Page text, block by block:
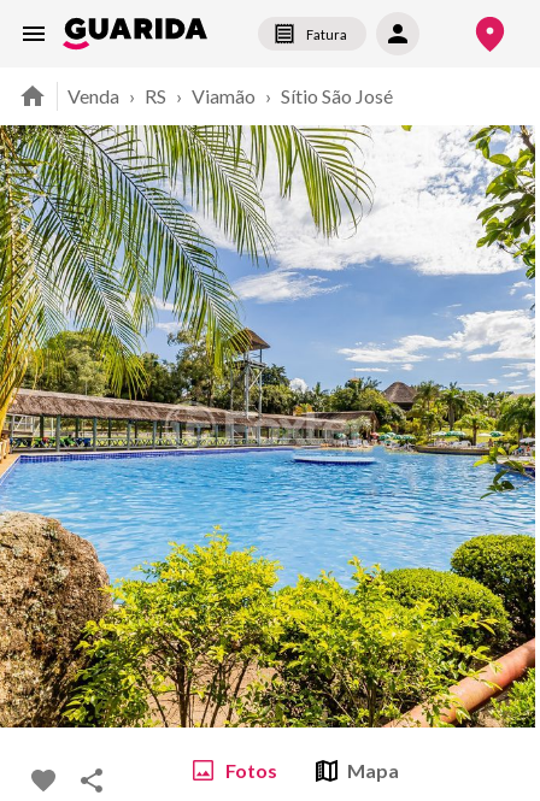
Fatura
Venda › RS › Viamão › Sítio São José
Fotos Mapa